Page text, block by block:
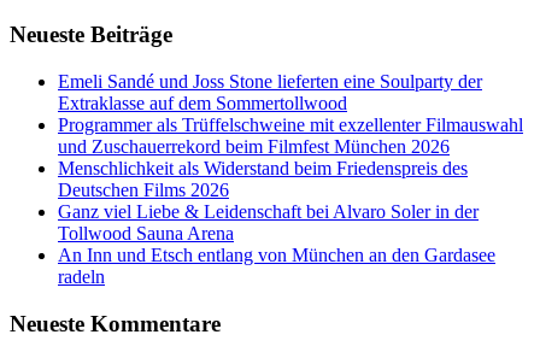
Neueste Beiträge
Emeli Sandé und Joss Stone lieferten eine Soulparty der
Extraklasse auf dem Sommertollwood
Programmer als Trüffelschweine mit exzellenter Filmauswahl
und Zuschauerrekord beim Filmfest München 2026
Menschlichkeit als Widerstand beim Friedenspreis des
Deutschen Films 2026
Ganz viel Liebe & Leidenschaft bei Alvaro Soler in der
Tollwood Sauna Arena
An Inn und Etsch entlang von München an den Gardasee
radeln
Neueste Kommentare